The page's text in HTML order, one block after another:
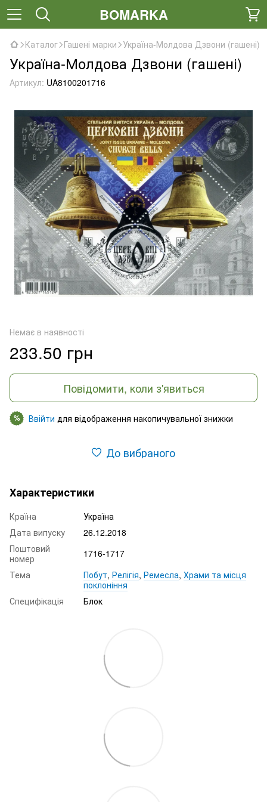
BOMARKA
Каталог Гашені марки Україна-Молдова Дзвони (гашені)
Україна-Молдова Дзвони (гашені)
Артикул: UA8100201716
Немає в наявності
233.50 грн
Повідомити, коли з'явиться
% Ввійти для відображення накопичувальної знижки
До вибраного
Характеристики
Країна
Україна
Дата випуску
26.12.2018
Поштовий
номер
1716-1717
Тема
Побут, Релігія, Ремесла, Храми та місця
поклоніння
Специфікація
Блок